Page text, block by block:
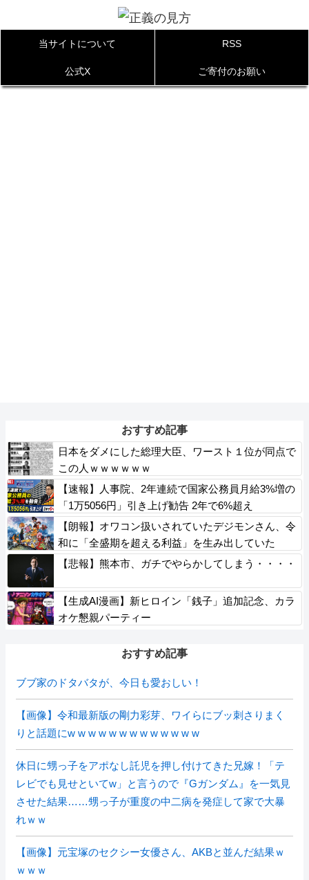
当サイトについて RSS
公式X ご寄付のお願い
おすすめ記事
日本をダメにした総理大臣、ワースト１位が同点で
この人ｗｗｗｗｗｗ
【速報】人事院、2年連続で国家公務員月給3%増の
「1万5056円」引き上げ勧告 2年で6%超え
【朗報】オワコン扱いされていたデジモンさん、令
和に「全盛期を超える利益」を生み出していた
【悲報】熊本市、ガチでやらかしてしまう・・・・
【生成AI漫画】新ヒロイン「銭子」追加記念、カラ
オケ懇親パーティー
おすすめ記事
ブブ家のドタバタが、今日も愛おしい！
【画像】令和最新版の剛力彩芽、ワイらにブッ刺さりまく
りと話題にw w w w w w w w w w w w w
休日に甥っ子をアポなし託児を押し付けてきた兄嫁！「テ
レビでも見せといてw」と言うので『Gガンダム』を一気見
させた結果……甥っ子が重度の中二病を発症して家で大暴
れｗｗ
【画像】元宝塚のセクシー女優さん、AKBと並んだ結果ｗ
ｗｗｗ